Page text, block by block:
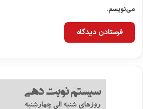
می‌نویسم.